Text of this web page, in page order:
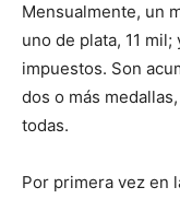
Mensualmente, un
uno de plata, 11
impuestos. Son
dos o más
todas.
Por primera vez en